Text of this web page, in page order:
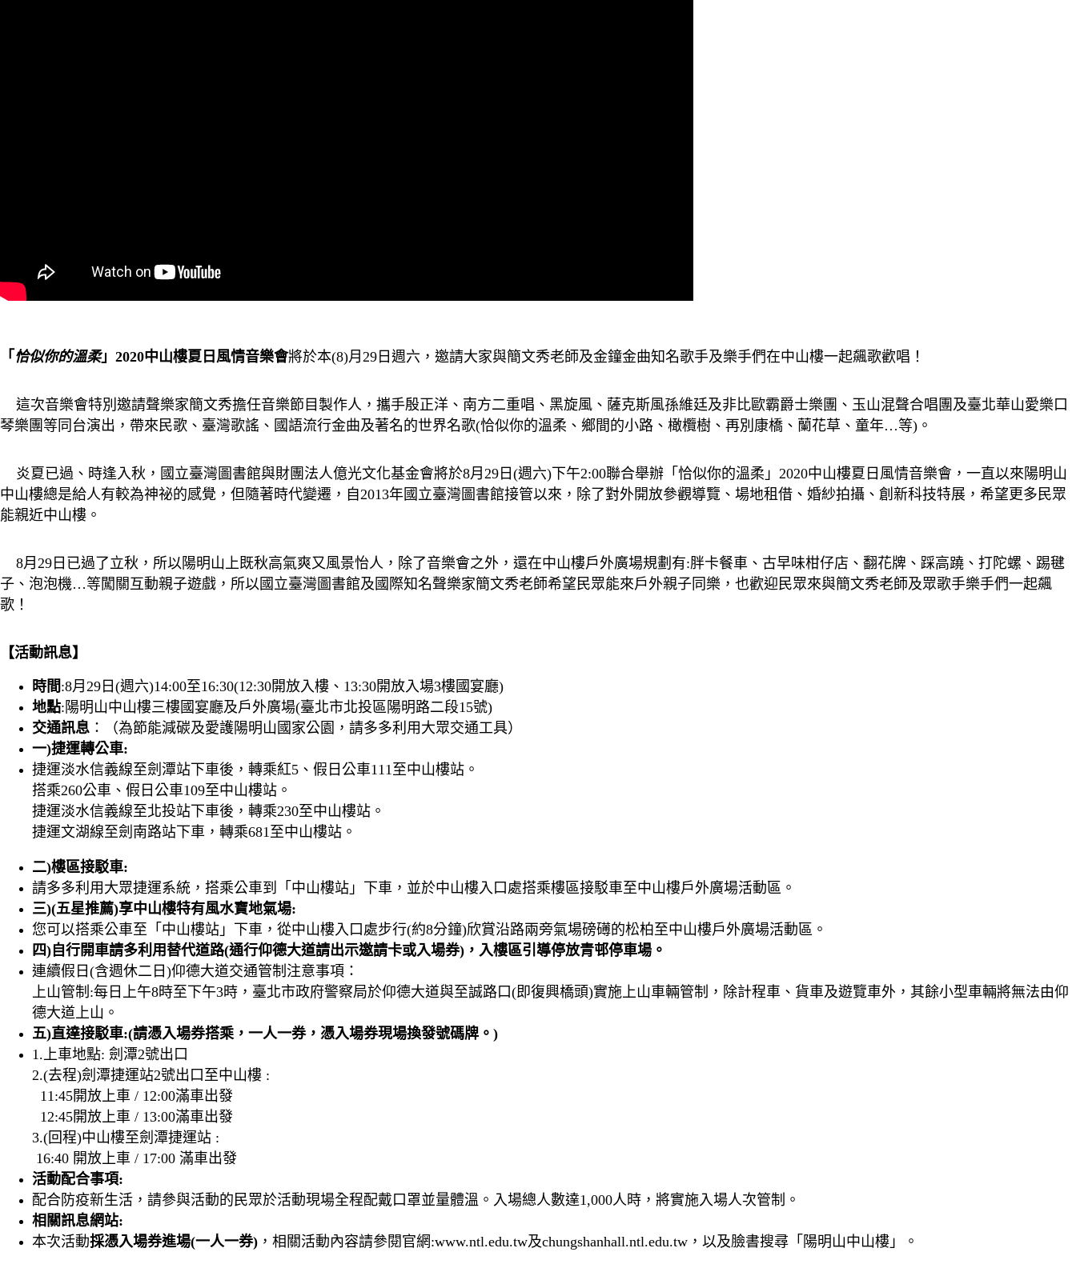
「 恰似你的溫柔」2020中山樓夏日風情音樂會將於本(8)月29日週六，邀請大家與簡文秀老師及金鐘金曲知名歌手及樂手們在中山樓一起飆歌歡唱！
這次音樂會特別邀請聲樂家簡文秀擔任音樂節目製作人，攜手殷正洋、南方二重唱、黑旋風、薩克斯風孫維廷及非比歐霸爵士樂團、玉山混聲合唱團及臺北華山愛樂口
琴樂團等同台演出，帶來民歌、臺灣歌謠、國語流行金曲及著名的世界名歌(恰似你的溫柔、鄉間的小路、橄欖樹、再別康橋、蘭花草、童年…等)。
炎夏已過、時逢入秋，國立臺灣圖書館與財團法人億光文化基金會將於8月29日(週六)下午2:00聯合舉辦「恰似你的溫柔」2020中山樓夏日風情音樂會，一直以來陽明山
中山樓總是給人有較為神祕的感覺，但隨著時代變遷，自2013年國立臺灣圖書館接管以來，除了對外開放參觀導覽、場地租借、婚紗拍攝、創新科技特展，希望更多民眾
能親近中山樓。
8月29日已過了立秋，所以陽明山上既秋高氣爽又風景怡人，除了音樂會之外，還在中山樓戶外廣場規劃有:胖卡餐車、古早味柑仔店、翻花牌、踩高蹺、打陀螺、踢毽
子、泡泡機…等闖關互動親子遊戲，所以國立臺灣圖書館及國際知名聲樂家簡文秀老師希望民眾能來戶外親子同樂，也歡迎民眾來與簡文秀老師及眾歌手樂手們一起飆
歌！
【活動訊息】
時間:8月29日(週六)14:00至16:30(12:30開放入樓、13:30開放入場3樓國宴廳)
地點:陽明山中山樓三樓國宴廳及戶外廣場(臺北市北投區陽明路二段15號)
交通訊息 ：（為節能減碳及愛護陽明山國家公園，請多多利用大眾交通工具）
一)捷運轉公車:
捷運淡水信義線至劍潭站下車後，轉乘紅5、假日公車111至中山樓站。
搭乘260公車、假日公車109至中山樓站。
捷運淡水信義線至北投站下車後，轉乘230至中山樓站。
捷運文湖線至劍南路站下車，轉乘681至中山樓站。
二)樓區接駁車:
請多多利用大眾捷運系統，搭乘公車到「中山樓站」下車，並於中山樓入口處搭乘樓區接駁車至中山樓戶外廣場活動區。
三)(五星推薦)享中山樓特有風水寶地氣場:
您可以搭乘公車至「中山樓站」下車，從中山樓入口處步行(約8分鐘)欣賞沿路兩旁氣場磅礡的松柏至中山樓戶外廣場活動區。
四)自行開車請多利用替代道路(通行仰德大道請出示邀請卡或入場券)，入樓區引導停放青邨停車場。
連續假日(含週休二日)仰德大道交通管制注意事項：
上山管制:每日上午8時至下午3時，臺北市政府警察局於仰德大道與至誠路口(即復興橋頭)實施上山車輛管制，除計程車、貨車及遊覽車外，其餘小型車輛將無法由仰
德大道上山。
五)直達接駁車:(請憑入場券搭乘，一人一券，憑入場券現場換發號碼牌。)
1.上車地點: 劍潭2號出口
2.(去程)劍潭捷運站2號出口至中山樓 :
11:45開放上車 / 12:00滿車出發
12:45開放上車 / 13:00滿車出發
3.(回程)中山樓至劍潭捷運站 :
16:40 開放上車 / 17:00 滿車出發
活動配合事項:
配合防疫新生活，請參與活動的民眾於活動現場全程配戴口罩並量體溫。入場總人數達1,000人時，將實施入場人次管制。
相關訊息網站:
本次活動採憑入場券進場(一人一券) ，相關活動內容請參閱官網:www.ntl.edu.tw及chungshanhall.ntl.edu.tw，以及臉書搜尋「陽明山中山樓」。